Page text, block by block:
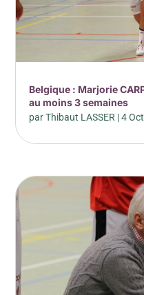
Belgique : Marjorie
au moins 3 semaines
parThibaut LASSER |4